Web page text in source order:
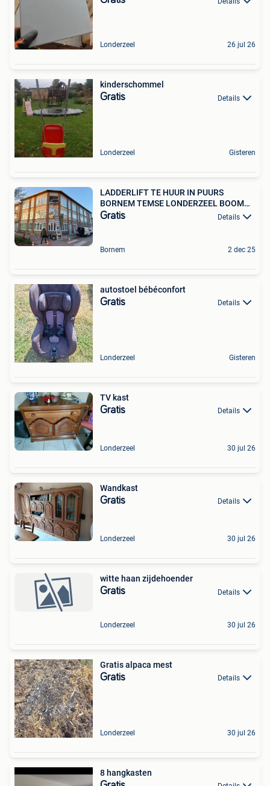
Londerzeel 26 jul 26
kinderschommel
Gratis Details
Londerzeel Gisteren
LADDERLIFT TE HUUR IN PUURS
BORNEM TEMSE LONDERZEEL BOOM
7/7
Gratis Details
Bornem 2 dec 25
autostoel bébéconfort
Gratis Details
Londerzeel Gisteren
TV kast
Gratis Details
Londerzeel 30 jul 26
Wandkast
Gratis Details
Londerzeel 30 jul 26
witte haan zijdehoender
Gratis Details
Londerzeel 30 jul 26
Gratis alpaca mest
Gratis Details
Londerzeel 30 jul 26
8 hangkasten